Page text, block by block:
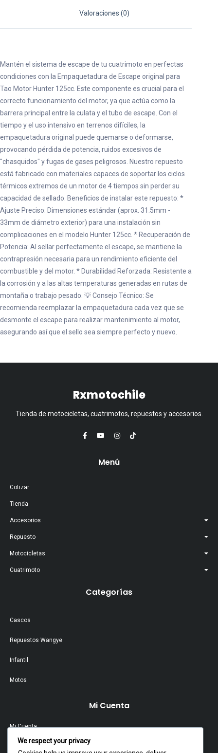
Valoraciones (0)
Mantén el sistema de escape de tu cuatrimoto en perfectas
condiciones con la Empaquetadura de Escape original para
Tao Motor Hunter 125cc. Este componente es crucial para el
correcto funcionamiento del motor, ya que actúa como la
barrera principal entre la culata y el tubo de escape. Con el
tiempo y el uso intensivo en terrenos difíciles, la
empaquetadura original puede quemarse o deformarse,
provocando pérdida de potencia, ruidos excesivos de
"chasquidos" y fugas de gases peligrosos. Nuestro repuesto
está fabricado con materiales capaces de soportar los ciclos
térmicos extremos de un motor de 4 tiempos sin perder su
capacidad de sellado. Beneficios de instalar este repuesto: *
Ajuste Preciso: Dimensiones estándar (aprox. 31.5mm -
33mm de diámetro exterior) para una instalación sin
complicaciones en el modelo Hunter 125cc. * Recuperación de
Potencia: Al sellar perfectamente el escape, se mantiene la
contrapresión necesaria para un rendimiento eficiente del
combustible y del motor. * Durabilidad Reforzada: Resistente a
la corrosión y a las altas temperaturas generadas en rutas de
montaña o trabajo pesado. 💡 Consejo Técnico: Se
recomienda reemplazar la empaquetadura cada vez que se
desmonte el escape para realizar mantenimiento al motor,
asegurando así que el sello sea siempre perfecto y nuevo.
Rxmotochile
Tienda de motocicletas, cuatrimotos, repuestos y accesorios.
Menú
Cotizar
Tienda
Accesorios
Repuesto
Motocicletas
Cuatrimoto
Categorías
Cascos
Repuestos Wangye
Infantil
Motos
Mi Cuenta
Mi Cuenta
We respect your privacy